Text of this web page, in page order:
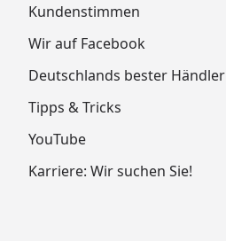
Kundenstimmen
Wir auf Facebook
Deutschlands bester Händler
Tipps & Tricks
YouTube
Karriere: Wir suchen Sie!